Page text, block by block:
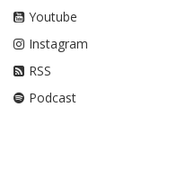
Youtube
Instagram
RSS
Podcast